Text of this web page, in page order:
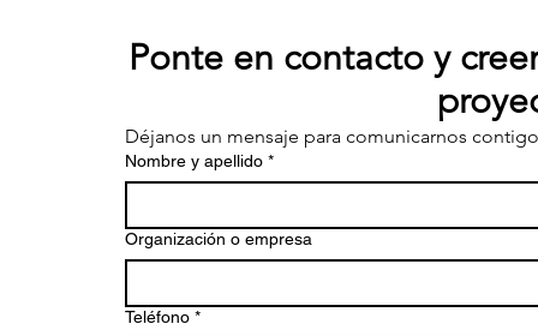
Ponte en contacto y
Déjanos un mensaje para comunicarnos
Nombre y apellido *
Organización o empresa
Teléfono *